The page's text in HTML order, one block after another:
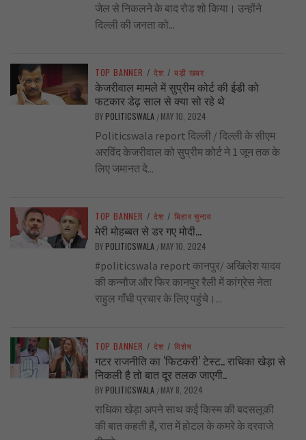
जेल से निकलने के बाद रोड शो किया। उन्होंने
दिल्ली की जनता को...
TOP BANNER / देश / बड़ी खबर
केजरीवाल मामले में सुप्रीम कोर्ट की ईडी को
फटकार डेढ़ साल से क्या सो रहे थे
BY POLITICSWALA / MAY 10, 2024
Politicswala report दिल्ली / दिल्ली के सीएम
अरविंद केजरीवाल को सुप्रीम कोर्ट ने 1 जून तक के
लिए जमानत दे...
TOP BANNER / देश / बिहार चुनाव
मेरी मोहब्बत से डर गए मोदी…
BY POLITICSWALA / MAY 10, 2024
#politicswala report कानपुर/ अखिलेश यादव
की कन्नौज और फिर कानपुर रैली में कांग्रेस नेता
राहुल गाँधी प्रचार के लिए पहुंचे।...
TOP BANNER / देश / विशेष
गटर राजनीति का ‘फिटकरी’ टेस्ट.. राधिका खेड़ा से
निकली है तो बात दूर तलक जाएगी..
BY POLITICSWALA / MAY 8, 2024
राधिका खेड़ा अपने साथ कई किस्म की बदसलूकी
की बात कहती हैं, रात में होटल के कमरे के दरवाजे